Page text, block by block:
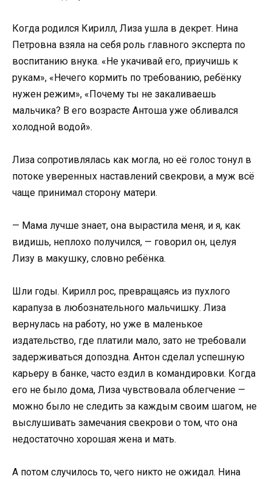
Когда родился Кирилл, Лиза ушла в декрет. Нина
Петровна взяла на себя роль главного эксперта по
воспитанию внука. «Не укачивай его, приучишь к
рукам», «Нечего кормить по требованию, ребёнку
нужен режим», «Почему ты не закаливаешь
мальчика? В его возрасте Антоша уже обливался
холодной водой».
Лиза сопротивлялась как могла, но её голос тонул в
потоке уверенных наставлений свекрови, а муж всё
чаще принимал сторону матери.
— Мама лучше знает, она вырастила меня, и я, как
видишь, неплохо получился, — говорил он, целуя
Лизу в макушку, словно ребёнка.
Шли годы. Кирилл рос, превращаясь из пухлого
карапуза в любознательного мальчишку. Лиза
вернулась на работу, но уже в маленькое
издательство, где платили мало, зато не требовали
задерживаться допоздна. Антон сделал успешную
карьеру в банке, часто ездил в командировки. Когда
его не было дома, Лиза чувствовала облегчение —
можно было не следить за каждым своим шагом, не
выслушивать замечания свекрови о том, что она
недостаточно хорошая жена и мать.
А потом случилось то, чего никто не ожидал. Нина